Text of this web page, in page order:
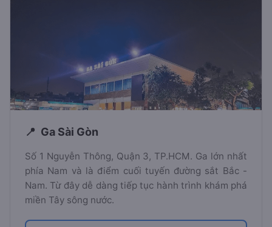
Ga Sài Gòn
Số 1 Nguyễn Thông, Quận 3, TP.HCM. Ga lớn nhất
phía Nam và là điểm cuối tuyến đường sắt Bắc -
Nam. Từ đây dễ dàng tiếp tục hành trình khám phá
miền Tây sông nước.